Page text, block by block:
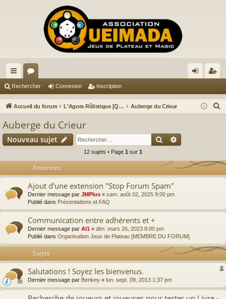
ac
co
s
or
u ne cri
Rechercher Connexion Inscription
Accueil du forum L'Agora Rôlistique [QUEIMADIEN] Auberge du Crieur
r
Auberge du Crieur
Nouveau sujet Rechercher
12 sujets • Page 1 sur 1
Annonces
Ajout d'une extension "Stop Forum Spam"
Dernier message par JMPlus « sam. août 02, 2025 9:00 pm
Publié dans Présentations et FAQ
Communication entre adhérents et +
Dernier message par Al1 « dim. mars 26, 2023 8:00 pm
Publié dans Organisation Jeux de Plateau [MEMBRE DU FORUM]
Sujets
Salutations ! Soyez les bienvenus.
Dernier message par Benkey « lun. sept. 09, 2013 1:37 pm